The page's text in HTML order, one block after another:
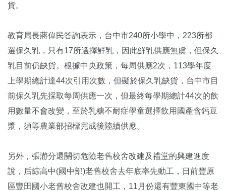
貨。
教育局長蔣偉民答詢表示，台中市240所小學中，223所都
選保久乳，只有17所選擇鮮乳，因此鮮乳供應無虞，但保久
乳目前仍缺貨。根據中央政策，每周供應2次，113學年度
上學期總計達44次引用次數，但礙於保久乳缺貨，台中市目
前保久乳先採取每周供應一次，但最終每學期總計44次的飲
用數量不會改變，至於乳糖不耐症學童選擇飲用國產含鈣豆
漿，須等農業部招標完成後陸續供應。
另外，張瀞分還關切危險老舊校舍改建及禮堂的興建進度
說，后綜高中(國中部)老舊校舍去年底率先動工，日前豐原
區豐田國小老舊校舍改建也開工，11月份還有豐東國中等老